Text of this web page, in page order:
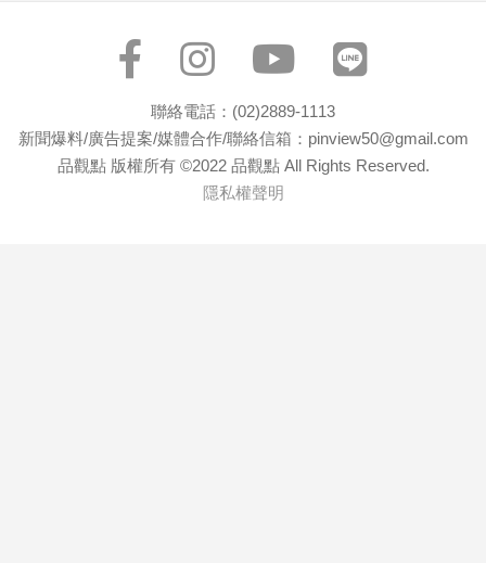
聯絡電話：(02)2889-1113
新聞爆料/廣告提案/媒體合作/聯絡信箱：pinview50@gmail.com
品觀點 版權所有 ©2022 品觀點 All Rights Reserved.
隱私權聲明